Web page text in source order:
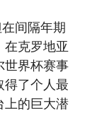
间隔年期
克罗地亚
世界杯赛事
得了个人最
上的巨大潜